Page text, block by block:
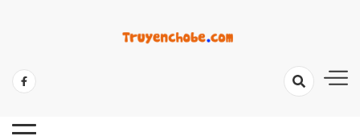
Những Câu Truyện Hay Cho Bé